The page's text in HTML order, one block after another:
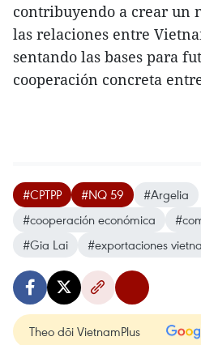
contribuyendo a crear un
las relaciones entre
sentando las bases para
cooperación concreta
#CPTPP #NQ 59
#Argelia
#cooperación económica
#Gia Lai
#exportaciones
Theo dõi VietnamPlus